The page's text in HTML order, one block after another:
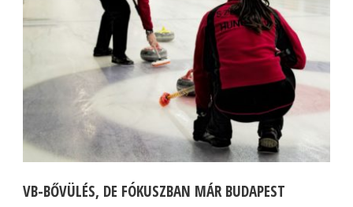
VB-BŐVÜLÉS, DE FÓKUSZBAN MÁR BUDAPEST